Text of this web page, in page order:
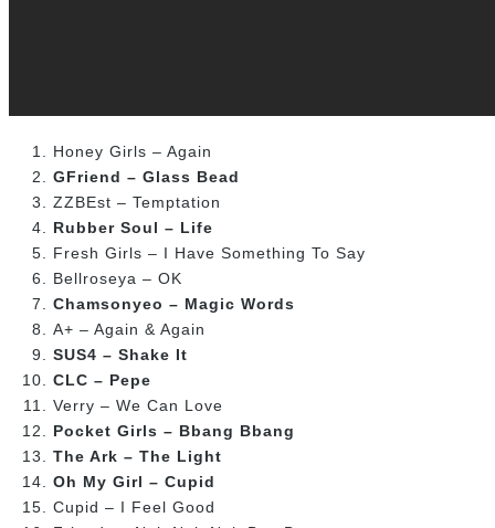
Honey Girls – Again
GFriend – Glass Bead
ZZBEst – Temptation
Rubber Soul – Life
Fresh Girls – I Have Something To Say
Bellroseya – OK
Chamsonyeo – Magic Words
A+ – Again & Again
SUS4 – Shake It
CLC – Pepe
Verry – We Can Love
Pocket Girls – Bbang Bbang
The Ark – The Light
Oh My Girl – Cupid
Cupid – I Feel Good